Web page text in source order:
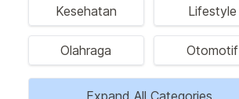
Kesehatan Lifestyle
Olahraga Otomotif
Expand All Categories